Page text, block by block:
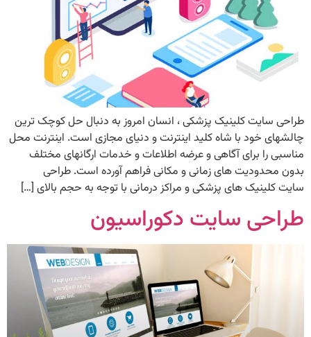
طراحی سایت کلینیک پزشکی ، انسان امروز به دنبال حل کوچک­ ترین
چالش­های خود با شاه کلید اینترنت و دنیای مجازی است. اینترنت محل
مناسبی را برای آگاهی و عرضه اطلاعات و خدمات ارگان­­های مختلف
بدون محدودیت­ های زمانی و مکانی فراهم آورده است. طراحی
سایت کلینیک های پزشکی و مراکز درمانی با توجه به حجم بالای […]
طراحی سایت دکوراسیون